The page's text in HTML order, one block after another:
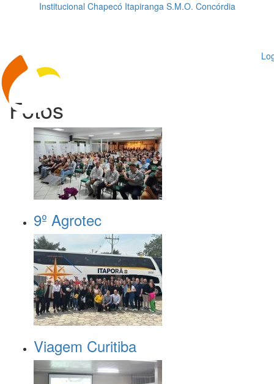
Institucional Chapecó Itapiranga S.M.O. Concórdia
Fotos
9º Agrotec
Viagem Curitiba